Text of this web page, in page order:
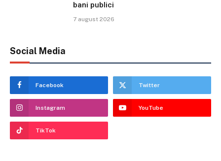
bani publici
7 august 2026
Social Media
Facebook Twitter
Instagram YouTube
TikTok